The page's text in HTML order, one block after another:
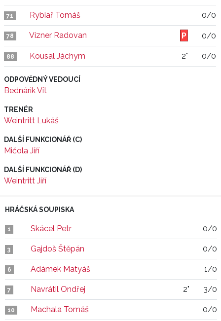
71 Rybiař Tomáš 0/0
78 Vízner Radovan 0/0
88 Kousal Jáchym 2" 0/0
ODPOVĚDNÝ VEDOUCÍ
Bednárik Vít
TRENÉR
Weintritt Lukáš
DALŠÍ FUNKCIONÁŘ (C)
Mičola Jiří
DALŠÍ FUNKCIONÁŘ (D)
Weintritt Jiří
HRÁČSKÁ SOUPISKA
1 Skácel Petr 0/0
3 Gajdoš Štěpán 0/0
6 Adámek Matyáš 1/0
7 Navrátil Ondřej 2" 3/0
10 Machala Tomáš 0/0